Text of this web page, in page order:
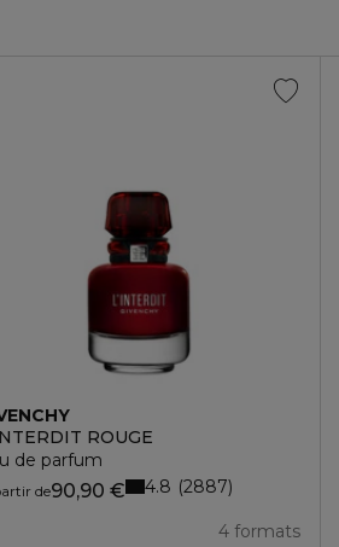
ROUGE
de parfum
de90,90 €
4 formats
4.8 2887